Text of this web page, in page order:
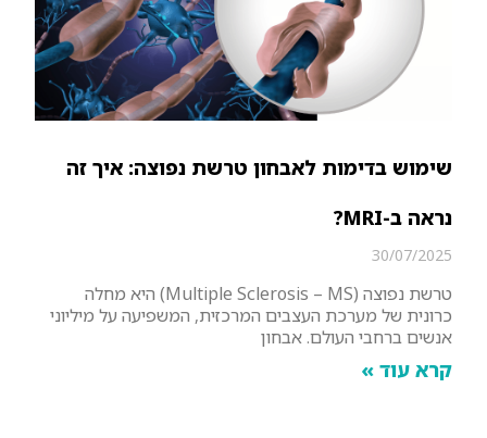
שימוש בדימות לאבחון טרשת נפוצה: איך זה
נראה ב-MRI?
30/07/2025
טרשת נפוצה (Multiple Sclerosis – MS) היא מחלה
כרונית של מערכת העצבים המרכזית, המשפיעה על מיליוני
אנשים ברחבי העולם. אבחון
קרא עוד »